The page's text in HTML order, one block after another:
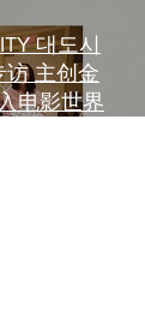
대도시
访 主创金
电影世界